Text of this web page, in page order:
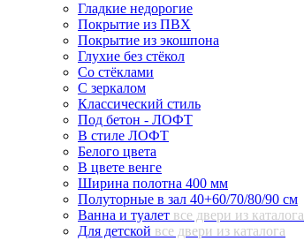
Гладкие недорогие
Покрытие из ПВХ
Покрытие из экошпона
Глухие без стёкол
Со стёклами
С зеркалом
Классический стиль
Под бетон - ЛОФТ
В стиле ЛОФТ
Белого цвета
В цвете венге
Ширина полотна 400 мм
Полуторные в зал 40+60/70/80/90 см
Ванна и туалет все двери из каталога
Для детской все двери из каталога